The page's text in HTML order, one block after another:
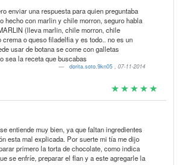
enviar una respuesta para quien preguntaba
hecho con marlin y chile morron, seguro habla
(lleva marlin, chile morron, chile
crema o queso filadelfia y es todo.. no es un
usar de botana se come con galletas
sea la receta que buscabas
dorita.soto.9kn05 , 07-11-2014
entiende muy bien, ya que faltan ingredientes
esta mal explicada. Por suerte mi tía me dijo
primero la torta de chocolate, como indica
se enfríe, preparar el flan y a este agregarle la